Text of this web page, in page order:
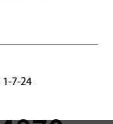
1-7-24